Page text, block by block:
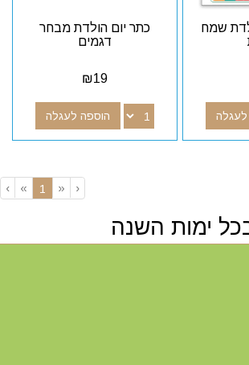
שמח
לעגלה
כתר יום הולדת מבחר
דגמים
₪19
הוספה לעגלה
‹
«
1
»
›
ימות השנה